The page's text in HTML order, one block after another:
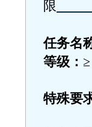
限
任务名
等级：
特殊要